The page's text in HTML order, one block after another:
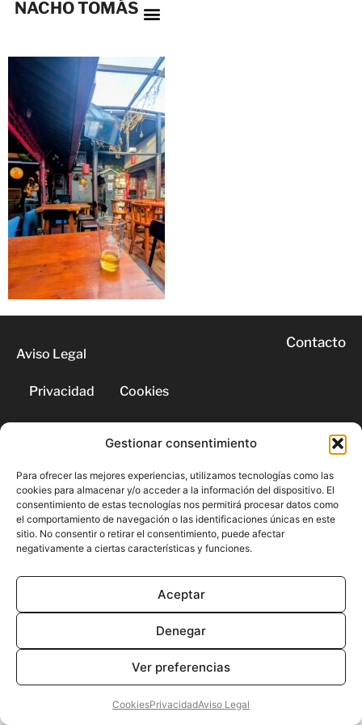
Gestionar consentimiento
Para ofrecer las mejores experiencias, utilizamos tecnologías como las
cookies para almacenar y/o acceder a la información del dispositivo. El
consentimiento de estas tecnologías nos permitirá procesar datos como
el comportamiento de navegación o las identificaciones únicas en este
sitio. No consentir o retirar el consentimiento, puede afectar
negativamente a ciertas características y funciones.
Aceptar
Denegar
Ver preferencias
CookiesPrivacidadAviso Legal
NACHO TOMÁS
Aviso Legal
Privacidad Cookies
Contacto
© 2026 | Todos los derechos